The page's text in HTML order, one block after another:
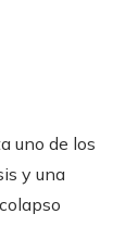
uno de los
y una